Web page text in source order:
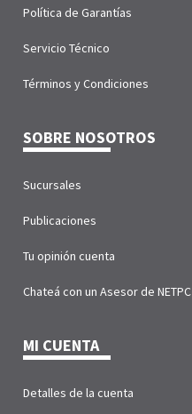
Política de Garantías
Servicio Técnico
Términos y Condiciones
SOBRE NOSOTROS
Sucursales
Publicaciones
Tu opinión cuenta
Chateá con un Asesor de NETPC
MI CUENTA
Detalles de la cuenta